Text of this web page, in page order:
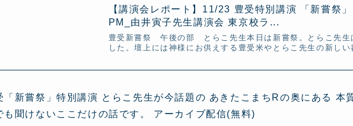
【講演会レポート】11/23 豊受特別講演 「新嘗祭
PM_由井寅子先生講演会 東京校ラ...
豊受新嘗祭 午後の部 とらこ先生本日は新嘗祭。とらこ先生
した。壇上には神様にお供えする豊受米やとらこ先生の新し
「新嘗祭」特別講演 とらこ先生が今話題の あきたこまちRの奥にある 本
も聞けないここだけの話です。 アーカイブ配信(無料)